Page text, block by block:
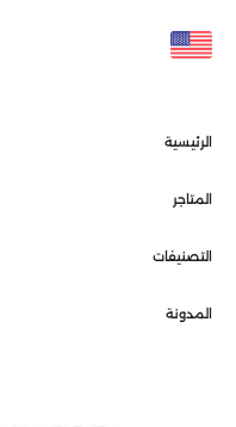
الرئيسية
المتاجر
التصنيفات
المدونة